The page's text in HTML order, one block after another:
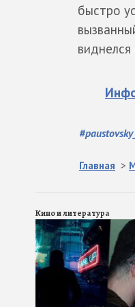
быстро
#
Главная >
Кино и литература